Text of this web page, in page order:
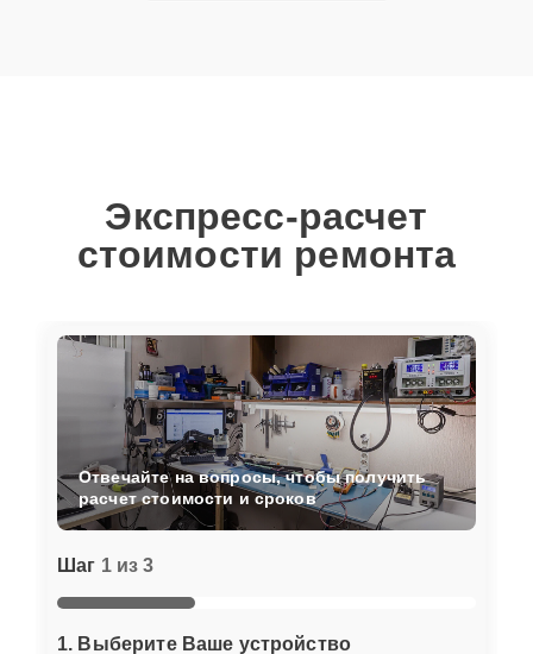
Экспресс-расчет
стоимости ремонта
Шаг 1 из 3
1. Выберите Ваше устройство
Отвечайте на вопросы, чтобы получить
расчет стоимости и сроков